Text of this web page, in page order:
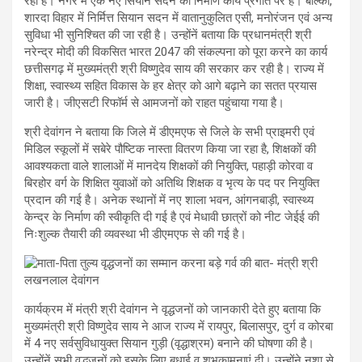
शारदा विहार में निर्मित्त सियान सदन में वातानुकुलित एसी, मनोरंजन एवं अन्य
सुविधा भी सुनिश्चित की जा रही है। उन्होंनें बताया कि प्रधानमंत्री श्री
नरेन्द्र मोदी की विकसित भारत 2047 की संकल्पना को पूरा करने का कार्य
छत्तीसगढ़ में मुख्यमंत्री श्री विष्णुदेव साय की सरकार कर रही है। राज्य में
शिक्षा, स्वास्थ्य सहित विकास के हर क्षेत्र को आगे बढ़ाने का सतत प्रयास
जारी है। जीएसटी रिफॉर्म से आमजनों को राहत पहुंचाया गया है।
श्री देवांगन ने बताया कि जिले में डीएमएफ से जिले के सभी प्राइमरी एवं
मिडिल स्कूलों में सबेरे पौष्टिक नास्ता वितरण किया जा रहा है, शिक्षकों की
आवश्यकता वाले शालाओं में मानदेय शिक्षकों की नियुक्ति, पहाड़ी कोरवा व
बिरहोर वर्ग के शिक्षित युवाओं को अतिथि शिक्षक व भृत्य के पद पर नियुक्ति
प्रदान की गई है। अनेक स्थानों में नए शाला भवन, आंगनबाड़ी, स्वास्थ्य
केन्द्र के निर्माण की स्वीकृति दी गई है एवं मेधावी छात्रों को नीट जेईई की
निःशुल्क तैयारी की व्यवस्था भी डीएमएफ से की गई है।
कार्यक्रम में मंत्री श्री देवांगन ने वृद्धजनों को जानकारी देते हुए बताया कि
मुख्यमंत्री श्री विष्णुदेव साय ने आज राज्य में रायपुर, बिलासपुर, दुर्ग व कोरबा
में 4 नए सर्वसुविधायुक्त सियान गुड़ी (वृद्धाश्रम) बनाने की घोषणा की है।